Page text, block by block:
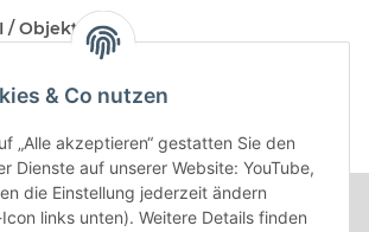
& Co nutzen
„Alle akzeptieren“ gestatten Sie den
Dienste auf unserer Website: YouTube,
die Einstellung jederzeit ändern
links unten). Weitere Details finden
/ Objekt 17